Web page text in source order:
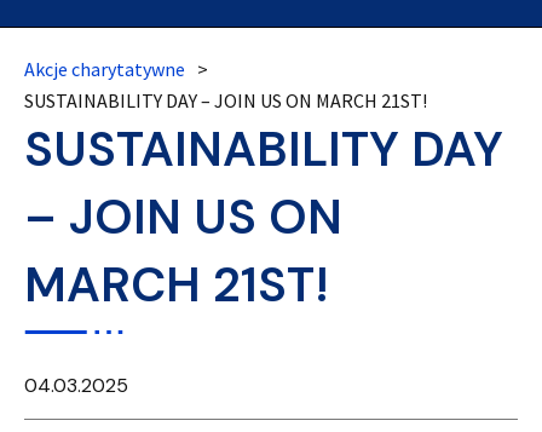
Akcje charytatywne >
SUSTAINABILITY DAY – JOIN US ON MARCH 21ST!
SUSTAINABILITY DAY
– JOIN US ON
MARCH 21ST!
04.03.2025